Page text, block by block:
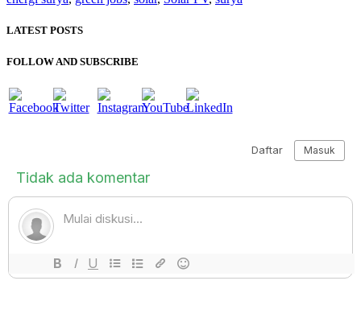
LATEST POSTS
FOLLOW AND SUBSCRIBE